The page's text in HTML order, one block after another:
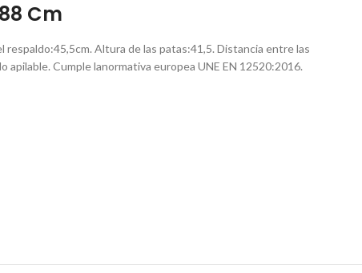
Cm
Altura de las patas:41,5. Distancia entre las
Cumple lanormativa europea UNE EN 12520:2016.